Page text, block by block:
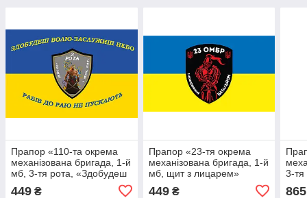
Прапор «110-та окрема
механізована бригада, 1-й
мб, 3-тя рота, «Здобудеш
волю – заслужиш небо»»
449 ₴
Прапор «23-тя окрема
механізована бригада, 1-й
мб, щит з лицарем»
449₴
3-
865